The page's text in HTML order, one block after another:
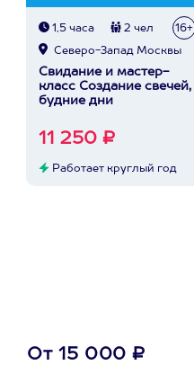
1,5 часа 2 чел 16+
Северо-Запад Москвы
Свидание и мастер-
класс Создание свечей,
будние дни
11 250 ₽
Работает круглый год
От 15 000 ₽